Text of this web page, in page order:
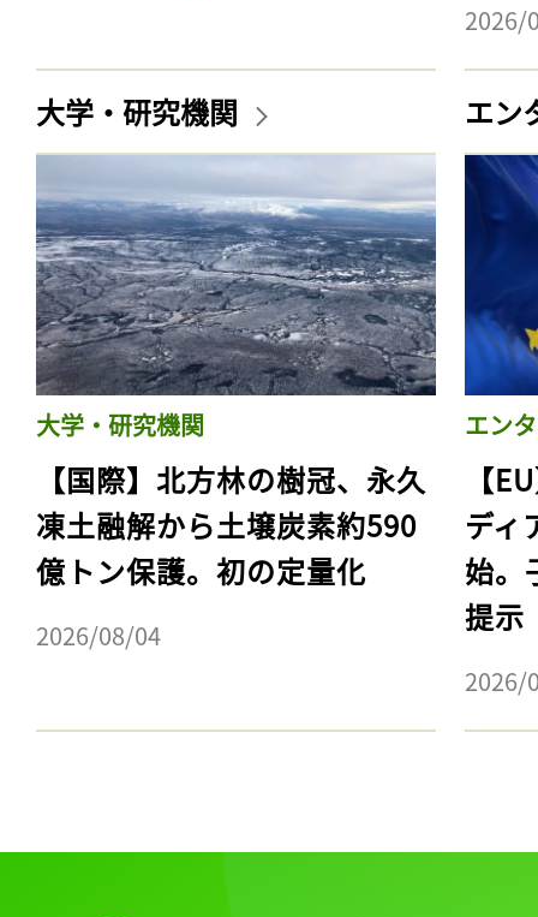
2026/
大学・研究機関
大学・研究機関
【国際】北方林の樹冠、永久
凍土融解から土壌炭素約590
億トン保護。初の定量化
2026/08/04
エン
エン
【
ディ
始。
提示
2026/